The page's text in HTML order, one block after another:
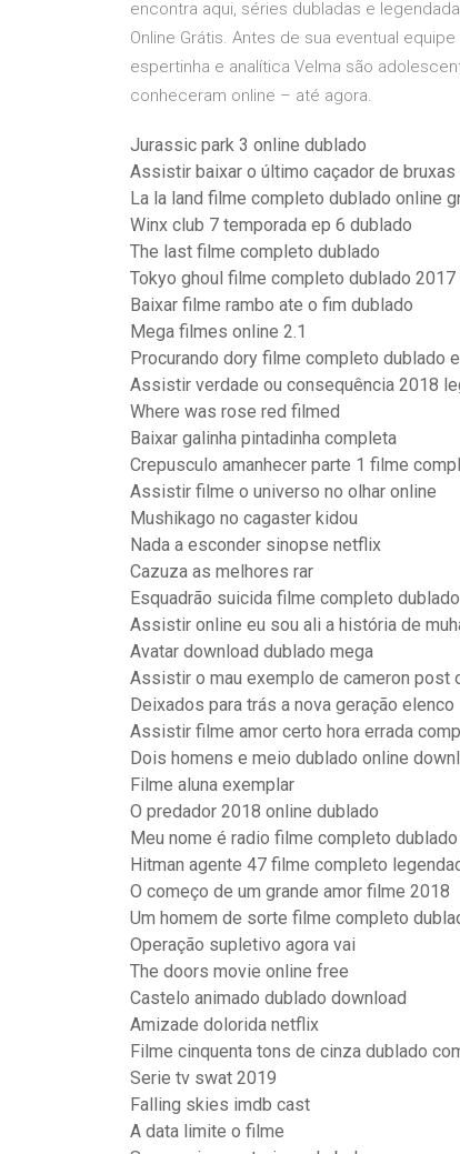
encontra aqui, séries dubladas e
Online Grátis. Antes de sua eventual
espertinha e analítica Velma são
conheceram online – até agora.
Jurassic park 3 online dublado
Assistir baixar o último caçador de bruxas
La la land filme completo dublado online
Winx club 7 temporada ep 6 dublado
The last filme completo dublado
Tokyo ghoul filme completo dublado 2017
Baixar filme rambo ate o fim dublado
Mega filmes online 2.1
Procurando dory filme completo dublado
Assistir verdade ou consequência 2018
Where was rose red filmed
Baixar galinha pintadinha completa
Crepusculo amanhecer parte 1 filme
Assistir filme o universo no olhar online
Mushikago no cagaster kidou
Nada a esconder sinopse netflix
Cazuza as melhores rar
Esquadrão suicida filme completo
Assistir online eu sou ali a história de
Avatar download dublado mega
Assistir o mau exemplo de cameron post
Deixados para trás a nova geração elenco
Assistir filme amor certo hora errada
Dois homens e meio dublado online
Filme aluna exemplar
O predador 2018 online dublado
Meu nome é radio filme completo
Hitman agente 47 filme completo
O começo de um grande amor filme 2018
Um homem de sorte filme completo
Operação supletivo agora vai
The doors movie online free
Castelo animado dublado download
Amizade dolorida netflix
Filme cinquenta tons de cinza dublado
Serie tv swat 2019
Falling skies imdb cast
A data limite o filme